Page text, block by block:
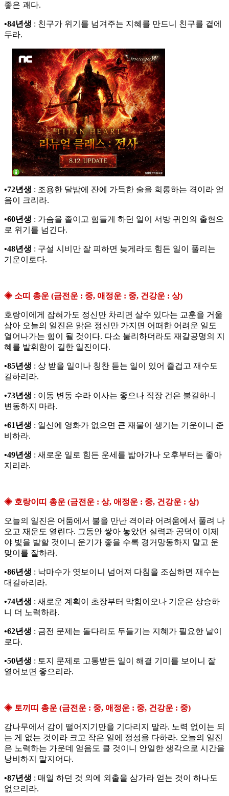
좋은 괘다.
•84년생 : 친구가 위기를 넘겨주는 지혜를 만드니 친구를 곁에
두라.
•72년생 : 조용한 달밤에 잔에 가득한 술을 희롱하는 격이라 얻
음이 크리라.
•60년생 : 가슴을 졸이고 힘들게 하던 일이 서방 귀인의 출현으
로 위기를 넘긴다.
•48년생 : 구설 시비만 잘 피하면 늦게라도 힘든 일이 풀리는
기운이로다.
◈ 소띠 총운 (금전운 : 중, 애정운 : 중, 건강운 : 상)
호랑이에게 잡혀가도 정신만 차리면 살수 있다는 교훈을 거울
삼아 오늘의 일진은 맑은 정신만 가지면 어떠한 어려운 일도
열어나가는 힘이 될 것이다. 다소 불리하더라도 재갈공명의 지
혜를 발휘함이 길한 일진이다.
•85년생 : 상 받을 일이나 칭찬 듣는 일이 있어 즐겁고 재수도
길하리라.
•73년생 : 이동 변동 수라 이사는 좋으나 직장 건은 불길하니
변동하지 마라.
•61년생 : 일신에 영화가 없으면 큰 재물이 생기는 기운이니 준
비하라.
•49년생 : 새로운 일로 힘든 운세를 밟아가나 오후부터는 좋아
지리라.
◈ 호랑이띠 총운 (금전운 : 상, 애정운 : 중, 건강운 : 상)
오늘의 일진은 어둠에서 불을 만난 격이라 어려움에서 풀려 나
오고 재운도 열린다. 그동안 쌓아 놓았던 실력과 공덕이 이제
야 빛을 발할 것이니 운기가 좋을 수록 경거망동하지 말고 운
맞이를 잘하라.
•86년생 : 낙마수가 엿보이니 넘어져 다침을 조심하면 재수는
대길하리라.
•74년생 : 새로운 계획이 초장부터 막힘이오나 기운은 상승하
니 더 노력하라.
•62년생 : 금전 문제는 돌다리도 두들기는 지혜가 필요한 날이
로다.
•50년생 : 토지 문제로 고통받든 일이 해결 기미를 보이니 잘
열어보면 좋으리라.
◈ 토끼띠 총운 (금전운 : 중, 애정운 : 중, 건강운 : 중)
감나무에서 감이 떨어지기만을 기다리지 말라. 노력 없이는 되
는 게 없는 것이라 크고 작은 일에 정성을 다하라. 오늘의 일진
은 노력하는 가운데 얻음도 클 것이니 안일한 생각으로 시간을
낭비하지 말지어다.
•87년생 : 매일 하던 것 외에 외출을 삼가라 얻는 것이 하나도
없으리라.